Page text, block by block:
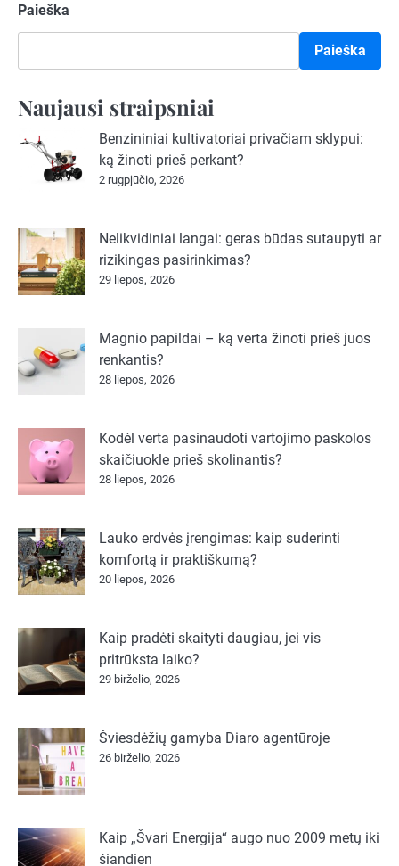
Paieška
Paieška
Naujausi straipsniai
Benzininiai kultivatoriai privačiam sklypui:
ką žinoti prieš perkant?
2 rugpjūčio, 2026
Nelikvidiniai langai: geras būdas sutaupyti ar
rizikingas pasirinkimas?
29 liepos, 2026
Magnio papildai – ką verta žinoti prieš juos
renkantis?
28 liepos, 2026
Kodėl verta pasinaudoti vartojimo paskolos
skaičiuokle prieš skolinantis?
28 liepos, 2026
Lauko erdvės įrengimas: kaip suderinti
komfortą ir praktiškumą?
20 liepos, 2026
Kaip pradėti skaityti daugiau, jei vis
pritrūksta laiko?
29 birželio, 2026
Šviesdėžių gamyba Diaro agentūroje
26 birželio, 2026
Kaip „Švari Energija“ augo nuo 2009 metų iki
šiandien